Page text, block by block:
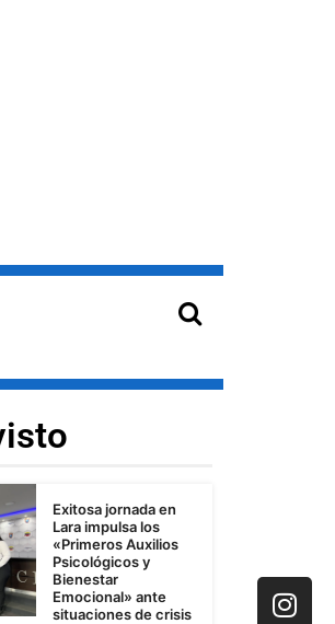
en Venezuela: claves de prevención
Exitosa jornada en
Lara impulsa los
«Primeros Auxilios
Psicológicos y
Bienestar
Emocional» ante
situaciones de crisis